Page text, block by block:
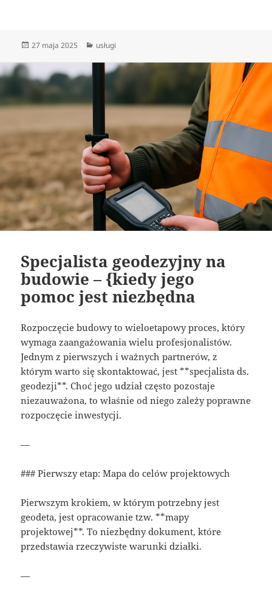
Data
27 maja 2025 Kategorie
usługi
Specjalista geodezyjny na
budowie – {kiedy jego
pomoc jest niezbędna
Rozpoczęcie budowy to wieloetapowy proces, który
wymaga zaangażowania wielu profesjonalistów.
Jednym z pierwszych i ważnych partnerów, z
którym warto się skontaktować, jest **specjalista ds.
geodezji**. Choć jego udział często pozostaje
niezauważona, to właśnie od niego zależy poprawne
rozpoczęcie inwestycji.
—
### Pierwszy etap: Mapa do celów projektowych
Pierwszym krokiem, w którym potrzebny jest
geodeta, jest opracowanie tzw. **mapy
projektowej**. To niezbędny dokument, które
przedstawia rzeczywiste warunki działki.
—